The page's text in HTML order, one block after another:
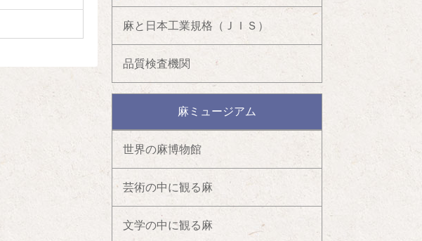
麻と日本工業規格（ＪＩＳ）
品質検査機関
麻ミュージアム
世界の麻博物館
芸術の中に観る麻
文学の中に観る麻